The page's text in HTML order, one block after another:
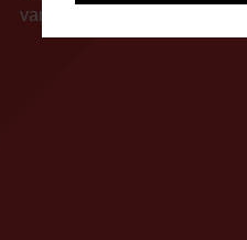
vanaf 13:00 - 20:00 uur